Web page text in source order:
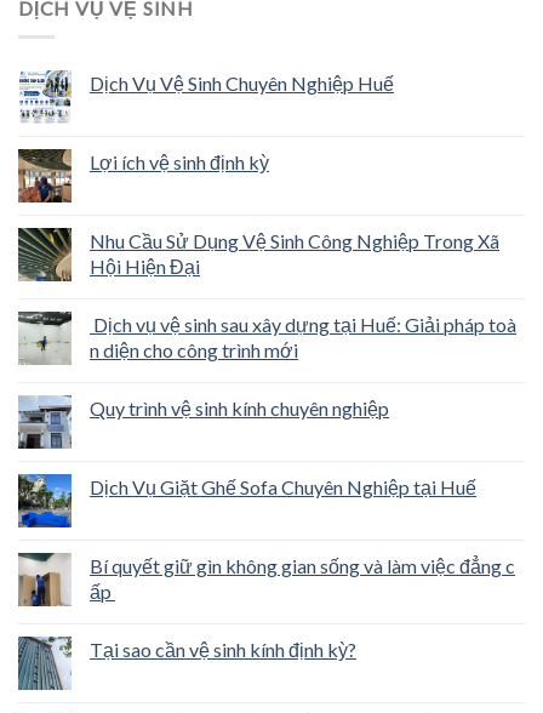
DỊCH VỤ VỆ SINH
Dịch Vụ Vệ Sinh Chuyên Nghiệp Huế
Lợi ích vệ sinh định kỳ
Nhu Cầu Sử Dụng Vệ Sinh Công Nghiệp Trong Xã
Hội Hiện Đại
Dịch vụ vệ sinh sau xây dựng tại Huế: Giải pháp toà
n diện cho công trình mới
Quy trình vệ sinh kính chuyên nghiệp
Dịch Vụ Giặt Ghế Sofa Chuyên Nghiệp tại Huế
Bí quyết giữ gìn không gian sống và làm việc đẳng c
ấp
Tại sao cần vệ sinh kính định kỳ?